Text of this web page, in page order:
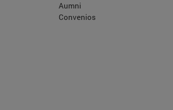
Aumni
Convenios